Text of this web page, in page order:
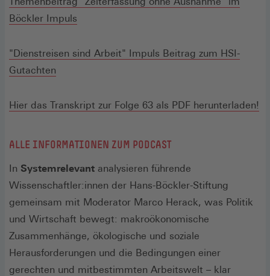
Böckler Impuls
"Dienstreisen sind Arbeit" Impuls Beitrag zum HSI-
Gutachten
Hier das Transkript zur Folge 63 als PDF herunterladen!
ALLE INFORMATIONEN ZUM PODCAST
In Systemrelevant analysieren führende
Wissenschaftler:innen der Hans-Böckler-Stiftung
gemeinsam mit Moderator Marco Herack, was Politik
und Wirtschaft bewegt: makroökonomische
Zusammenhänge, ökologische und soziale
Herausforderungen und die Bedingungen einer
gerechten und mitbestimmten Arbeitswelt – klar